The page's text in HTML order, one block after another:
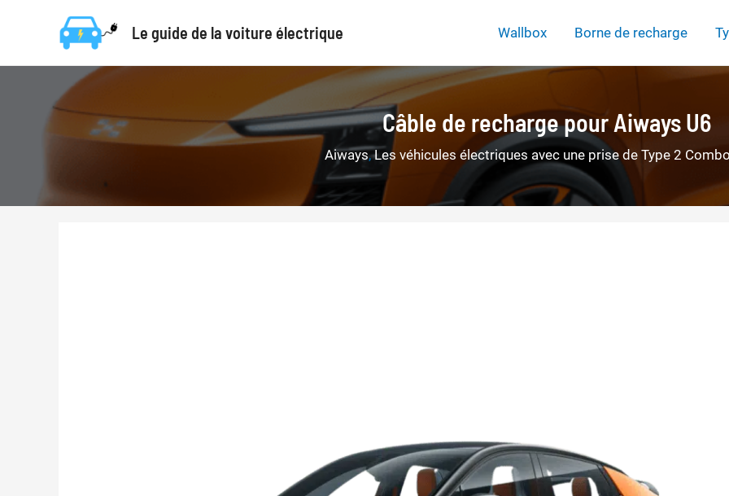
Le guide de la voiture électrique Wallbox Borne de recharge
Câble de recharge pour Aiways U6
Aiways,Les véhicules électriques avec une prise de Type 2